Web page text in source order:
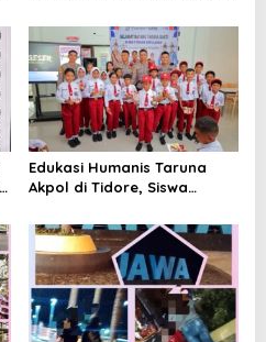
Audiensi dengan Menkes RI
Edukasi Humanis Taruna
Akpol di Tidore, Siswa
Mandiri